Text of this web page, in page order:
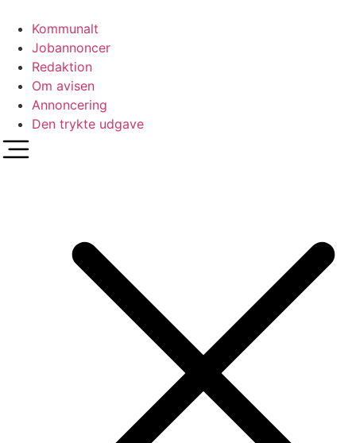
indhold
Kommunalt
Jobannoncer
Redaktion
Om avisen
Annoncering
Den trykte udgave